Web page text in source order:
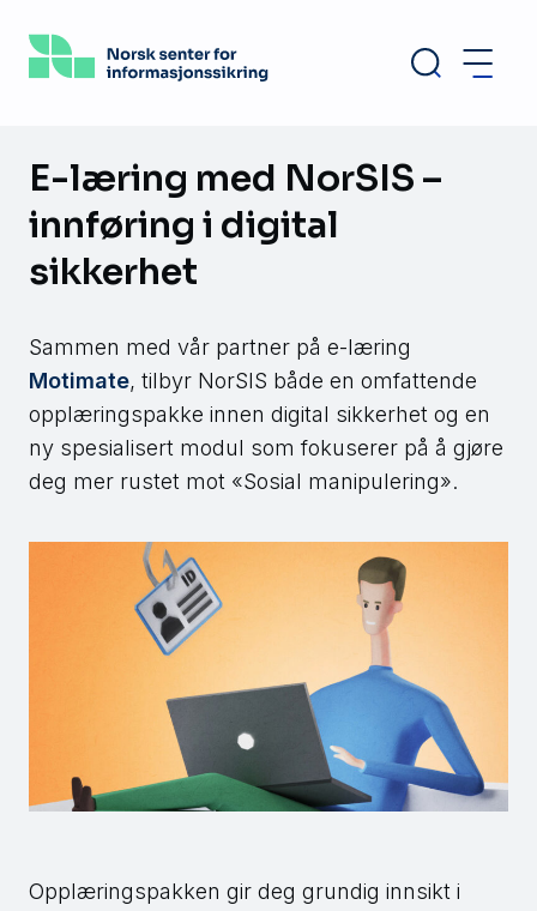
hovedinnhold
E-læring med NorSIS –
innføring i digital
sikkerhet
Sammen med vår partner på e-læring
Motimate, tilbyr NorSIS både en omfattende
opplæringspakke innen digital sikkerhet og en
ny spesialisert modul som fokuserer på å gjøre
deg mer rustet mot «Sosial manipulering».
Opplæringspakken gir deg grundig innsikt i